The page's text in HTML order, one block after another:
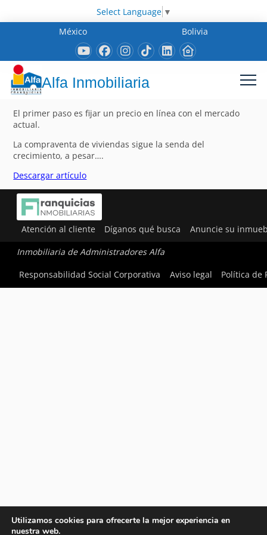
Select Language ▼
México
Bolivia
Alfa Inmobiliaria
El primer paso es fijar un precio en línea con el mercado
actual.
La compraventa de viviendas sigue la senda del
crecimiento, a pesar….
Descargar artículo
Atención al cliente Díganos qué busca Anuncie su
Inmobiliaria de Administradores Alfa
Responsabilidad Social Corporativa
Aviso legal Política de
Utilizamos cookies para ofrecerte la mejor experiencia en
nuestra web.